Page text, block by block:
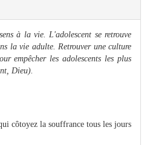
à la vie. L'adolescent se retrouve
la vie adulte. Retrouver une culture
empêcher les adolescents les plus
Dieu).
côtoyez la souffrance tous les jours